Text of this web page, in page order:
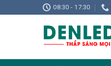
to
08:30 - 17:30